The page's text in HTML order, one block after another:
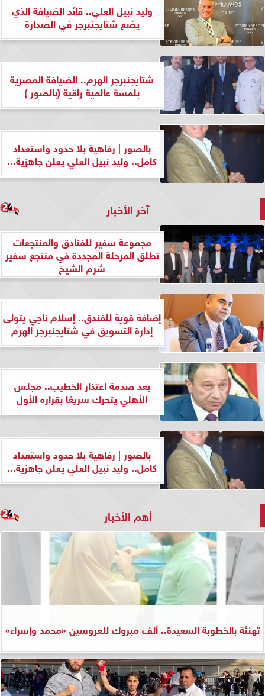
وليد نبيل العلي.. قائد الضيافة الذي
يضع شتايجنبرجر في الصدارة
شتايجنبرجر الهرم.. الضيافة المصرية
بلمسة عالمية راقية (بالصور )
بالصور | رفاهية بلا حدود واستعداد
كامل.. وليد نبيل العلي يعلن جاهزية...
آخر الأخبار
مجموعة سفير للفنادق والمنتجعات
تطلق المرحلة المجددة في منتجع سفير
شرم الشيخ
إضافة قوية للفندق.. إسلام ناجي يتولى
إدارة التسويق في شتايجنبرجر الهرم
بعد صدمة اعتذار الخطيب.. مجلس
الأهلي يتحرك سريعًا بقراره الأول
بالصور | رفاهية بلا حدود واستعداد
كامل.. وليد نبيل العلي يعلن جاهزية...
أهم الأخبار
تهنئة بالخطوبة السعيدة.. ألف مبروك للعروسين «محمد وإسراء»